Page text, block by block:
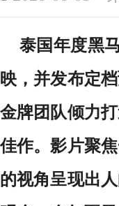
泰国年度黑
映，并发布定
金牌团队倾力
佳作。影片聚
的视角呈现出